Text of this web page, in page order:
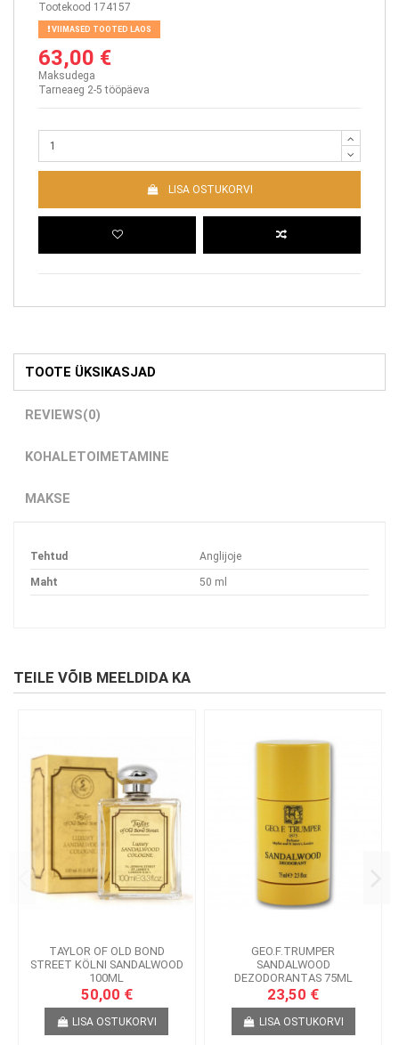
Tootekood 174157
VIIMASED TOOTED LAOS
63,00 €
Maksudega
Tarneaeg 2-5 tööpäeva
LISA OSTUKORVI
TOOTE ÜKSIKASJAD
REVIEWS(0)
KOHALETOIMETAMINE
MAKSE
Tehtud Anglijoje
Maht 50 ml
TEILE VÕIB MEELDIDA KA
TAYLOR OF OLD BOND
STREET KÖLNI SANDALWOOD
100ML
50,00 €
LISA OSTUKORVI
GEO.F.TRUMPER
SANDALWOOD
DEZODORANTAS 75ML
23,50 €
LISA OSTUKORVI